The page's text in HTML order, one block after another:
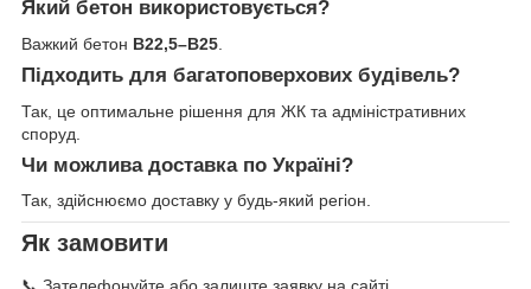
Який бетон використовується?
Важкий бетон В22,5–В25
Підходить для багатоповерхових будівель?
Так, це оптимальне рішення для ЖК та адміністративних
споруд.
Чи можлива доставка по Україні?
Так, здійснюємо доставку у будь-який регіон.
Як замовити